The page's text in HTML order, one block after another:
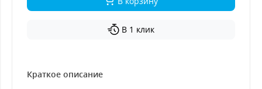
В 1 клик
Краткое описание